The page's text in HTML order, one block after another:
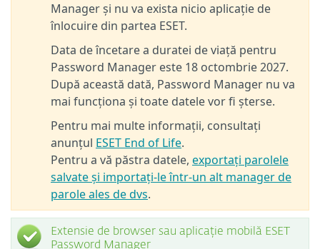
Manager și nu va exista nicio aplicație de
înlocuire din partea ESET.
Data de încetare a duratei de viață pentru
Password Manager este 18 octombrie 2027.
După această dată, Password Manager nu va
mai funcționa și toate datele vor fi șterse.
Pentru mai multe informații, consultați
anunțul ESET End of Life.
Pentru a vă păstra datele, exportați parolele
salvate și importați-le într-un alt manager de
parole ales de dvs.
Extensie de browser sau aplicație mobilă ESET
Password Manager